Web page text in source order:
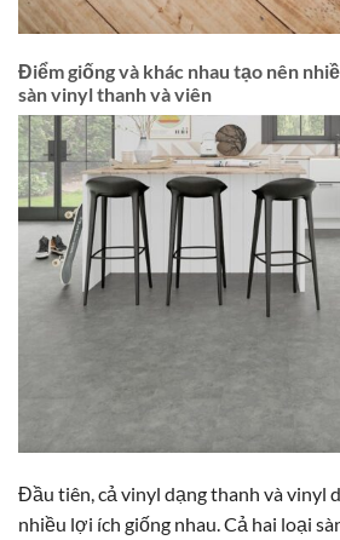
Điểm giống và khác nhau tạo nên
sàn vinyl thanh và viên
Đầu tiên, cả vinyl dạng thanh và vinyl
nhiều lợi ích giống nhau. Cả hai loại